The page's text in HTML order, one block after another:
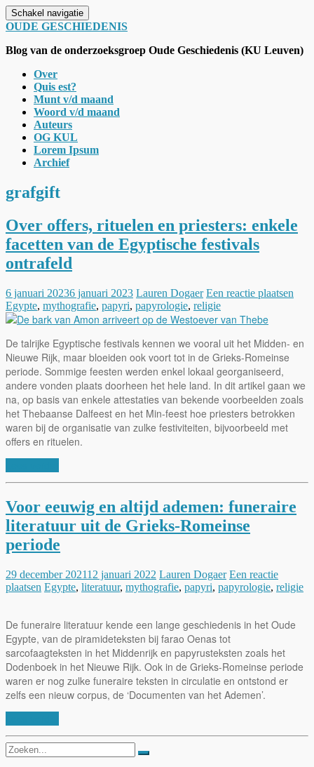
Schakel navigatie
OUDE GESCHIEDENIS
Blog van de onderzoeksgroep Oude Geschiedenis (KU Leuven)
Over
Quis est?
Munt v/d maand
Woord v/d maand
Auteurs
OG KUL
Lorem Ipsum
Archief
grafgift
Over offers, rituelen en priesters: enkele
facetten van de Egyptische festivals
ontrafeld
6 januari 20236 januari 2023 Lauren Dogaer Een reactie plaatsen
Egypte, mythografie, papyri, papyrologie, religie
De talrijke Egyptische festivals kennen we vooral uit het Midden- en
Nieuwe Rijk, maar bloeiden ook voort tot in de Grieks-Romeinse
periode. Sommige feesten werden enkel lokaal georganiseerd,
andere vonden plaats doorheen het hele land. In dit artikel gaan we
na, op basis van enkele attestaties van bekende voorbeelden zoals
het Thebaanse Dalfeest en het Min-feest hoe priesters betrokken
waren bij de organisatie van zulke festiviteiten, bijvoorbeeld met
offers en rituelen.
Voor eeuwig en altijd ademen: funeraire
literatuur uit de Grieks-Romeinse
periode
29 december 202112 januari 2022 Lauren Dogaer Een reactie
plaatsen Egypte, literatuur, mythografie, papyri, papyrologie, religie
De funeraire literatuur kende een lange geschiedenis in het Oude
Egypte, van de piramideteksten bij farao Oenas tot
sarcofaagteksten in het Middenrijk en papyrusteksten zoals het
Dodenboek in het Nieuwe Rijk. Ook in de Grieks-Romeinse periode
waren er nog zulke funeraire teksten in circulatie en ontstond er
zelfs een nieuw corpus, de ‘Documenten van het Ademen’.
Zoeken
naar: